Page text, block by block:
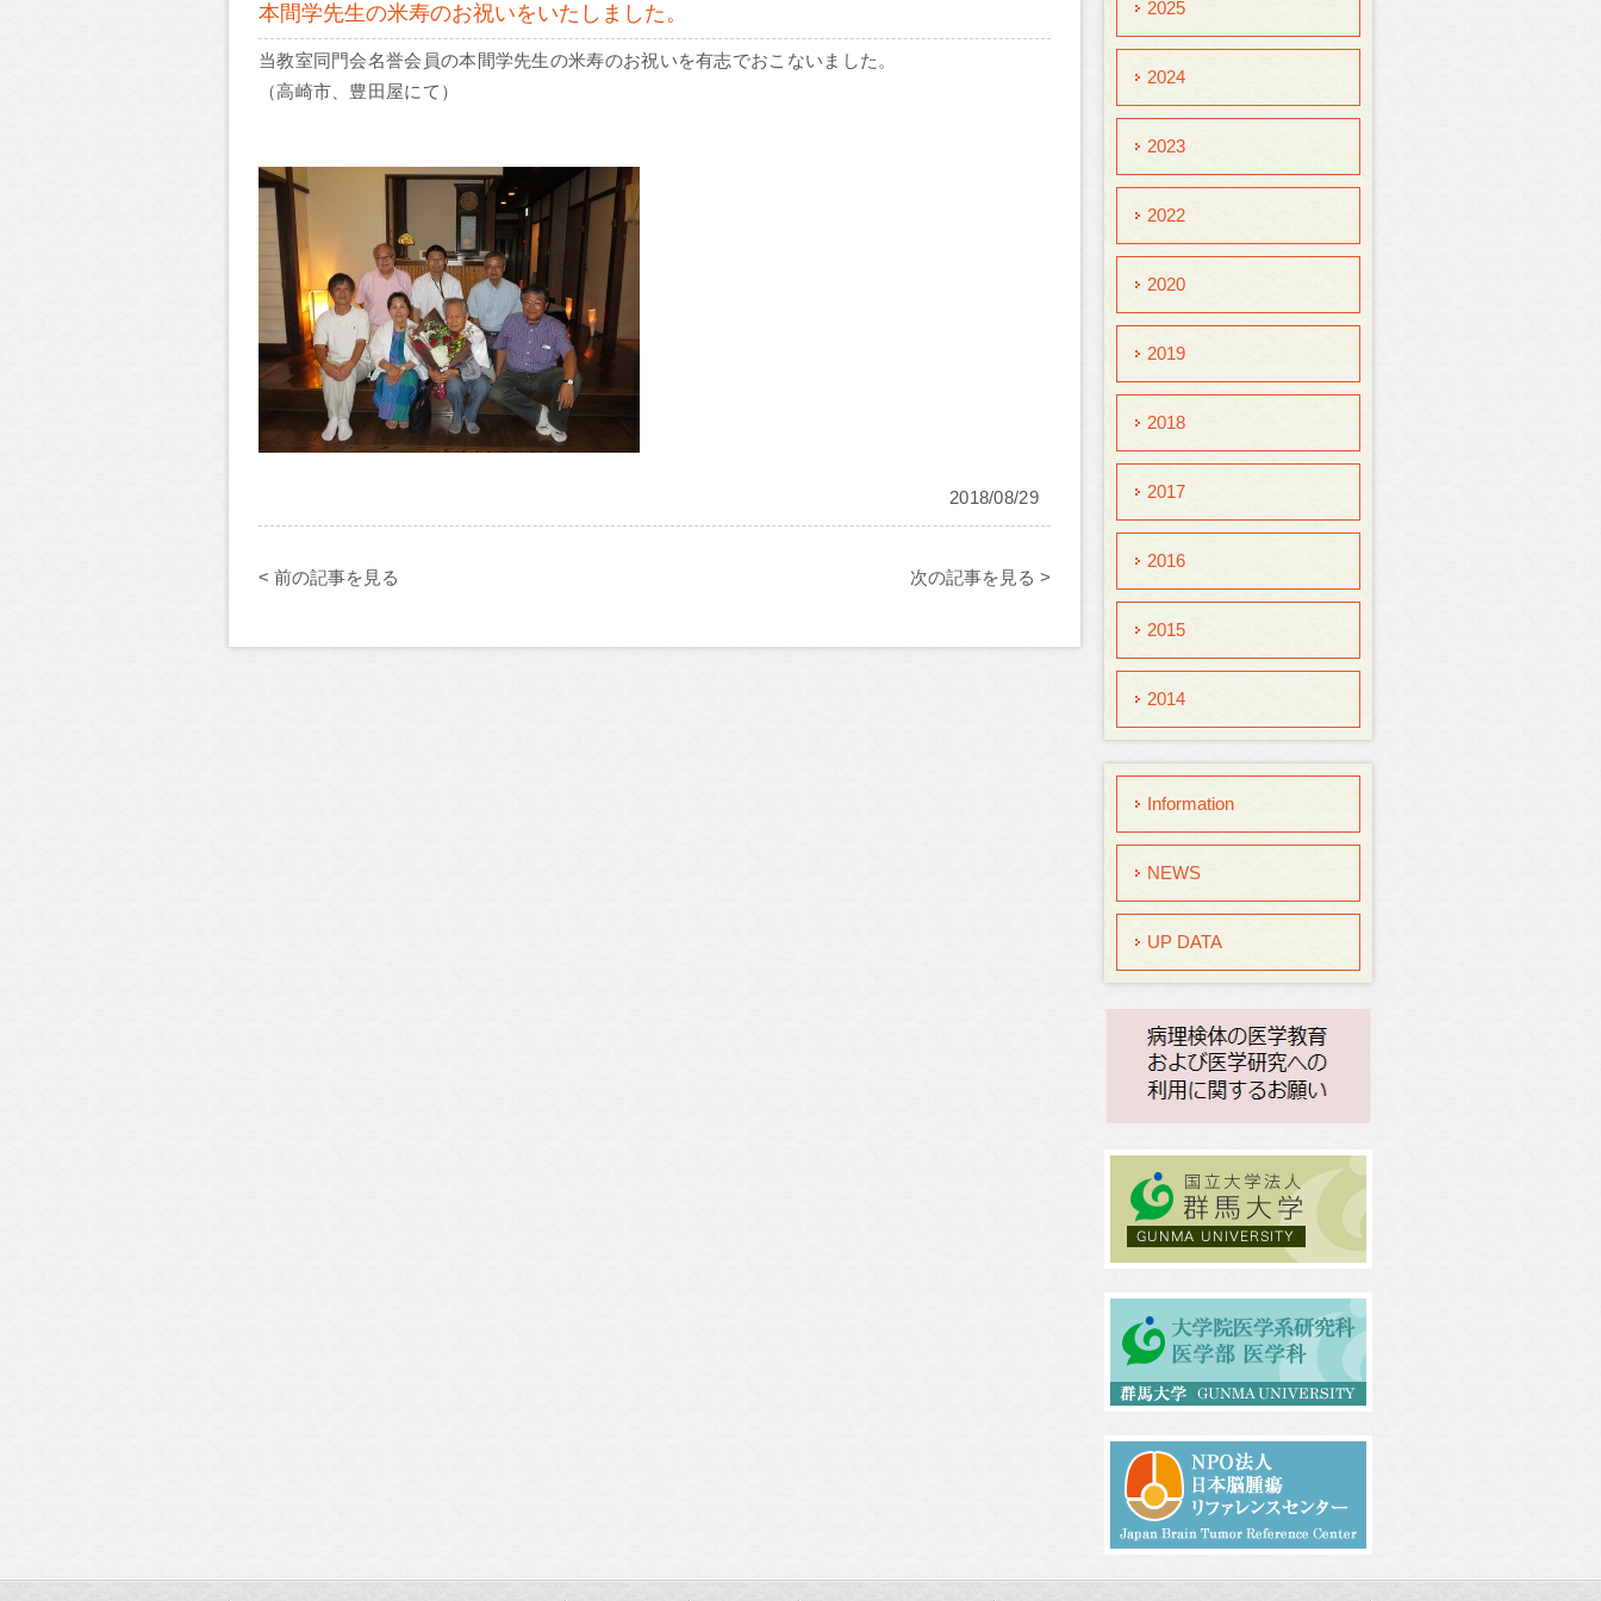
本間学先生の米寿のお祝いをいたしました。
当教室同門会名誉会員の本間学先生の米寿のお祝いを有志でおこないました。
（高崎市、豊田屋にて）
2018/08/29
< 前の記事を見る 次の記事を見る >
2025
2024
2023
2022
2020
2019
2018
2017
2016
2015
2014
Information
NEWS
UP DATA